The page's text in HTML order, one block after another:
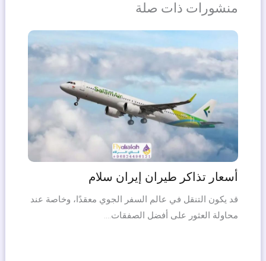
منشورات ذات صلة
أسعار تذاكر طيران إيران سلام
قد يكون التنقل في عالم السفر الجوي معقدًا، وخاصة عند
محاولة العثور على أفضل الصفقات.…